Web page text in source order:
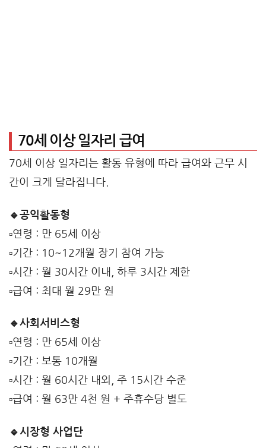
70세 이상 일자리 급여
70세 이상 일자리는 활동 유형에 따라 급여와 근무 시
간이 크게 달라집니다.
🔹공익활동형
▫️연령 : 만 65세 이상
▫️기간 : 10~12개월 장기 참여 가능
▫️시간 : 월 30시간 이내, 하루 3시간 제한
▫️급여 : 최대 월 29만 원
🔹사회서비스형
▫️연령 : 만 65세 이상
▫️기간 : 보통 10개월
▫️시간 : 월 60시간 내외, 주 15시간 수준
▫️급여 : 월 63만 4천 원 + 주휴수당 별도
🔹시장형 사업단